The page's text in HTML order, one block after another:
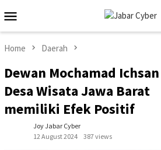
to
contentMenu
Home Daerah
Dewan Mochamad
Desa Wisata Jawa Barat
memiliki Efek Positif
Joy Jabar Cyber
12 August 2024
387 views